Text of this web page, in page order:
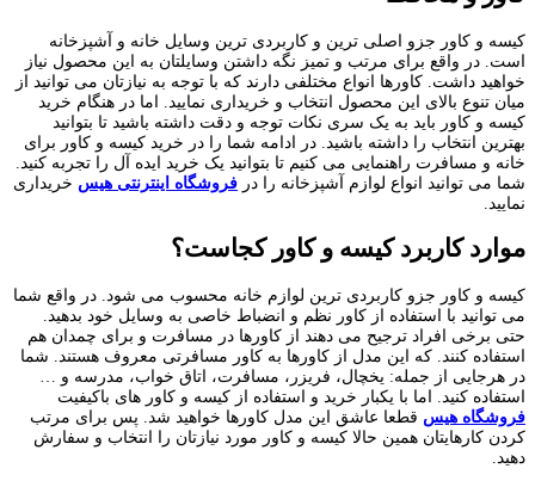
کیسه و کاور جزو اصلی ترین و کاربردی ترین وسایل خانه و آشپزخانه
است. در واقع برای مرتب و تمیز نگه داشتن وسایلتان به این محصول نیاز
خواهید داشت. کاورها انواع مختلفی دارند که با توجه به نیازتان می توانید از
میان تنوع بالای این محصول انتخاب و خریداری نمایید. اما در هنگام خرید
کیسه و کاور باید به یک سری نکات توجه و دقت داشته باشید تا بتوانید
بهترین انتخاب را داشته باشید. در ادامه شما را در خرید کیسه و کاور برای
خانه و مسافرت راهنمایی می کنیم تا بتوانید یک خرید ایده آل را تجربه کنید.
شما می توانید انواع لوازم آشپزخانه را در فروشگاه اینترنتی هیس خریداری
نمایید.
موارد کاربرد کیسه و کاور کجاست؟
کیسه و کاور جزو کاربردی ترین لوازم خانه محسوب می شود. در واقع شما
می توانید با استفاده از کاور نظم و انضباط خاصی به وسایل خود بدهید.
حتی برخی افراد ترجیح می دهند از کاورها در مسافرت و برای چمدان هم
استفاده کنند. که این مدل از کاورها به کاور مسافرتی معروف هستند. شما
در هرجایی از جمله: یخچال، فریزر، مسافرت، اتاق خواب، مدرسه و …
استفاده کنید. اما با یکبار خرید و استفاده از کیسه و کاور های باکیفیت
فروشگاه هیس قطعا عاشق این مدل کاورها خواهید شد. پس برای مرتب
کردن کارهایتان همین حالا کیسه و کاور مورد نیازتان را انتخاب و سفارش
دهید.